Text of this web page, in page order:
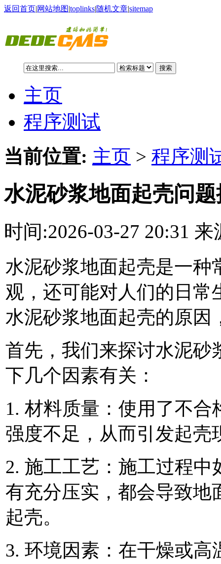
返回首页|网站地图|toplinks|随机文章|sitemap
搜索
主页
程序测试
当前位置: 主页 > 程序测
水泥砂浆地面起壳问
时间:2026-03-27 20:31
水泥砂浆地面起壳是一种
观，还可能对人们的日常
水泥砂浆地面起壳的原因
首先，我们来探讨水泥砂
下几个因素有关：
1. 材料质量：使用了不
强度不足，从而引发起壳
2. 施工工艺：施工过程
有充分压实，都会导致地
起壳。
3. 环境因素：在干燥或